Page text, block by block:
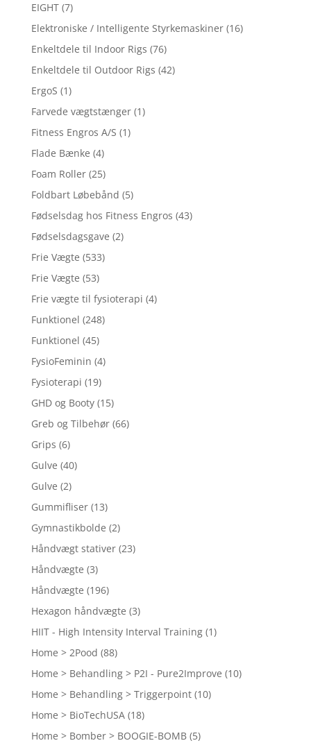
EIGHT (7)
Elektroniske / Intelligente Styrkemaskiner (16)
Enkeltdele til Indoor Rigs (76)
Enkeltdele til Outdoor Rigs (42)
ErgoS (1)
Farvede vægtstænger (1)
Fitness Engros A/S (1)
Flade Bænke (4)
Foam Roller (25)
Foldbart Løbebånd (5)
Fødselsdag hos Fitness Engros (43)
Fødselsdagsgave (2)
Frie Vægte (533)
Frie Vægte (53)
Frie vægte til fysioterapi (4)
Funktionel (248)
Funktionel (45)
FysioFeminin (4)
Fysioterapi (19)
GHD og Booty (15)
Greb og Tilbehør (66)
Grips (6)
Gulve (40)
Gulve (2)
Gummifliser (13)
Gymnastikbolde (2)
Håndvægt stativer (23)
Håndvægte (3)
Håndvægte (196)
Hexagon håndvægte (3)
HIIT - High Intensity Interval Training (1)
Home > 2Pood (88)
Home > Behandling > P2I - Pure2Improve (10)
Home > Behandling > Triggerpoint (10)
Home > BioTechUSA (18)
Home > Bomber > BOOGIE-BOMB (5)